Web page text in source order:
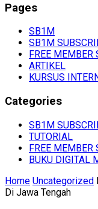
Pages
SB1M
SB1M
FREE MEMBER
ARTIKEL
KURSUS
Categories
SB1M
TUTORIAL
FREE MEMBER
BUKU DIGITAL
Home Uncategorized
Di Jawa Tengah